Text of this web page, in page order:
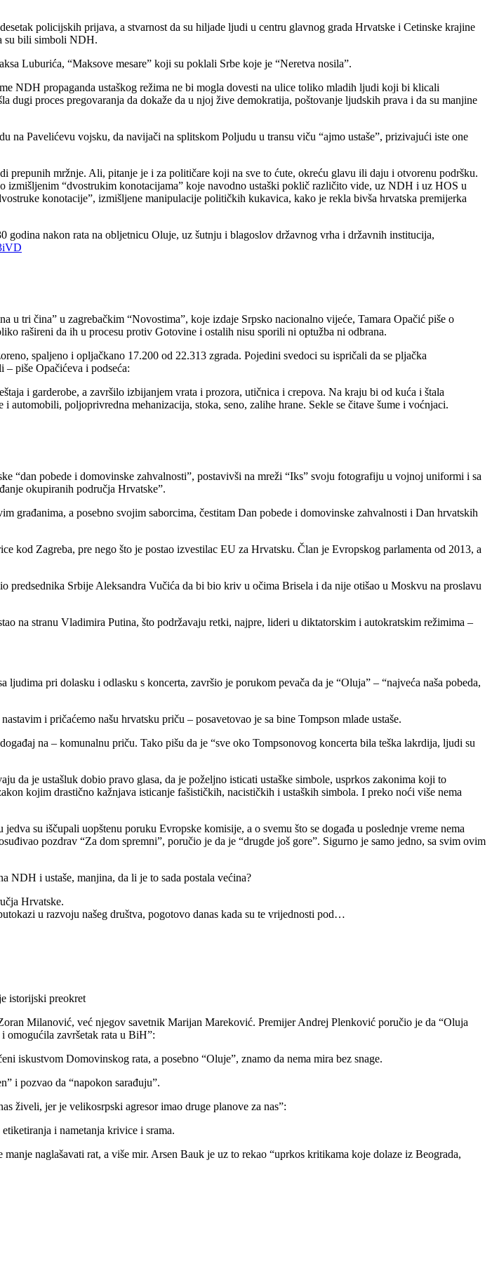
policijskih prijava, a stvarnost da su hiljade ljudi u centru glavnog grada Hrvatske i Cetinske krajine
su bili simboli NDH.
Luburića, “Maksove mesare” koji su poklali Srbe koje je “Neretva nosila”.
NDH propaganda ustaškog režima ne bi mogla dovesti na ulice toliko mladih ljudi koji bi klicali
proces pregovaranja da dokaže da u njoj žive demokratija, poštovanje ljudskih prava i da su manjine
na Pavelićevu vojsku, da navijači na splitskom Poljudu u transu viču “ajmo ustaše”, prizivajući iste one
mržnje. Ali, pitanje je i za političare koji na sve to ćute, okreću glavu ili daju i otvorenu podršku.
izmišljenim “dvostrukim konotacijama” koje navodno ustaški poklič različito vide, uz NDH i uz HOS u
konotacije”, izmišljene manipulacije političkih kukavica, kako je rekla bivša hrvatska premijerka
nakon rata na obljetnicu Oluje, uz šutnju i blagoslov državnog vrha i državnih institucija,
tri čina” u zagrebačkim “Novostima”, koje izdaje Srpsko nacionalno vijeće, Tamara Opačić piše o
rašireni da ih u procesu protiv Gotovine i ostalih nisu sporili ni optužba ni odbrana.
spaljeno i opljačkano 17.200 od 22.313 zgrada. Pojedini svedoci su ispričali da se pljačka
piše Opačićeva i podseća:
i garderobe, a završilo izbijanjem vrata i prozora, utičnica i crepova. Na kraju bi od kuća i štala
poljoprivredna mehanizacija, stoka, seno, zalihe hrane. Sekle se čitave šume i voćnjaci.
pobede i domovinske zahvalnosti”, postavivši na mreži “Iks” svoju fotografiju u vojnoj uniformi i sa
okupiranih područja Hrvatske”.
a posebno svojim saborcima, čestitam Dan pobede i domovinske zahvalnosti i Dan hrvatskih
Zagreba, pre nego što je postao izvestilac EU za Hrvatsku. Član je Evropskog parlamenta od 2013, a
Srbije Aleksandra Vučića da bi bio kriv u očima Brisela i da nije otišao u Moskvu na proslavu
na stranu Vladimira Putina, što podržavaju retki, najpre, lideri u diktatorskim i autokratskim režimima –
pri dolasku i odlasku s koncerta, završio je porukom pevača da je “Oluja” – “najveća naša pobeda,
i pričaćemo našu hrvatsku priču – posavetovao je sa bine Tompson mlade ustaše.
na – komunalnu priču. Tako pišu da je “sve oko Tompsonovog koncerta bila teška lakrdija, ljudi su
da je ustašluk dobio pravo glasa, da je poželjno isticati ustaške simbole, usprkos zakonima koji to
kojim drastično kažnjava isticanje fašističkih, nacističkih i ustaških simbola. I preko noći više nema
su iščupali uopštenu poruku Evropske komisije, a o svemu što se događa u poslednje vreme nema
pozdrav “Za dom spremni”, poručio je da je “drugde još gore”. Sigurno je samo jedno, sa svim ovim
NDH i ustaše, manjina, da li je to sada postala većina?
Hrvatske.
u razvoju našeg društva, pogotovo danas kada su te vrijednosti pod…
istorijski preokret
Milanović, već njegov savetnik Marijan Mareković. Premijer Andrej Plenković poručio je da “Oluja
omogućila završetak rata u BiH”:
iskustvom Domovinskog rata, a posebno “Oluje”, znamo da nema mira bez snage.
i pozvao da “napokon sarađuju”.
živeli, jer je velikosrpski agresor imao druge planove za nas”:
i nametanja krivice i srama.
naglašavati rat, a više mir. Arsen Bauk je uz to rekao “uprkos kritikama koje dolaze iz Beograda,